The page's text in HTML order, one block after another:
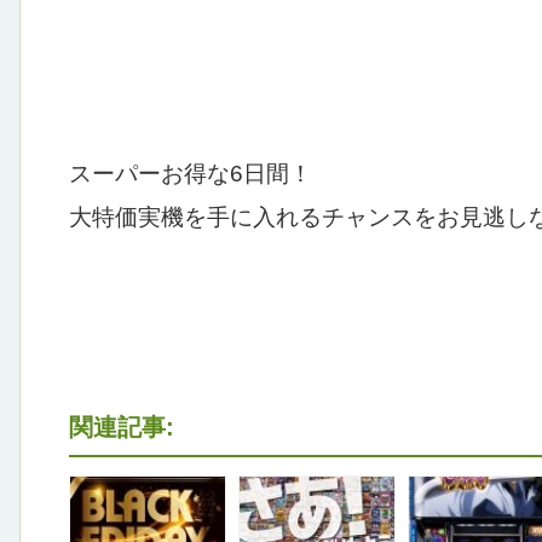
スーパーお得な6日間！
大特価実機を手に入れるチャンスをお見逃し
関連記事: